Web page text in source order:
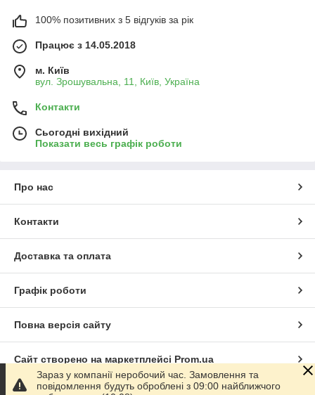
100% позитивних з 5 відгуків за рік
Працює з 14.05.2018
м. Київ
вул. Зрошувальна, 11, Київ, Україна
Контакти
Сьогодні вихідний
Показати весь графік роботи
Про нас
Контакти
Доставка та оплата
Графік роботи
Повна версія сайту
Сайт створено на маркетплейсі Prom.ua
Зараз у компанії неробочий час. Замовлення та
повідомлення будуть оброблені з 09:00 найближчого